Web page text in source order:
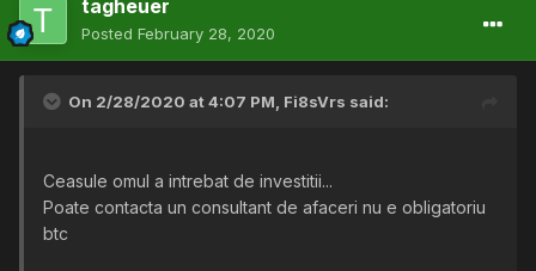
tagheuer
Posted February 28, 2020
On 2/28/2020 at 4:07 PM, Fi8sVrs said:
Ceasule omul a intrebat de investitii...
Poate contacta un consultant de afaceri nu e obligatoriu
btc